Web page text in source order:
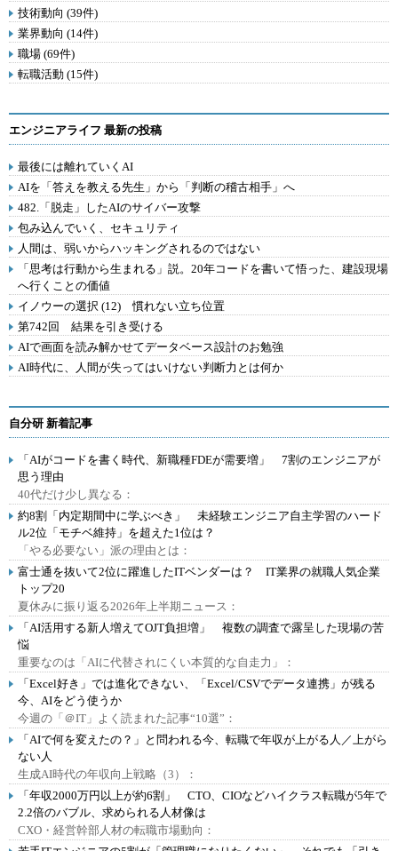
技術動向 (39件)
業界動向 (14件)
職場 (69件)
転職活動 (15件)
エンジニアライフ 最新の投稿
最後には離れていくAI
AIを「答えを教える先生」から「判断の稽古相手」へ
482.「脱走」したAIのサイバー攻撃
包み込んでいく、セキュリティ
人間は、弱いからハッキングされるのではない
「思考は行動から生まれる」説。20年コードを書いて悟った、建設現場
へ行くことの価値
イノウーの選択 (12) 慣れない立ち位置
第742回 結果を引き受ける
AIで画面を読み解かせてデータベース設計のお勉強
AI時代に、人間が失ってはいけない判断力とは何か
自分研 新着記事
「AIがコードを書く時代、新職種FDEが需要増」 7割のエンジニアが
思う理由
40代だけ少し異なる：
約8割「内定期間中に学ぶべき」 未経験エンジニア自主学習のハード
ル2位「モチベ維持」を超えた1位は？
「やる必要ない」派の理由とは：
富士通を抜いて2位に躍進したITベンダーは？ IT業界の就職人気企業
トップ20
夏休みに振り返る2026年上半期ニュース：
「AI活用する新人増えてOJT負担増」 複数の調査で露呈した現場の苦
悩
重要なのは「AIに代替されにくい本質的な自走力」：
「Excel好き」では進化できない、「Excel/CSVでデータ連携」が残る
今、AIをどう使うか
今週の「＠IT」よく読まれた記事“10選”：
「AIで何を変えたの？」と問われる今、転職で年収が上がる人／上がら
ない人
生成AI時代の年収向上戦略（3）：
「年収2000万円以上が約6割」 CTO、CIOなどハイクラス転職が5年で
2.2倍のバブル、求められる人材像は
CXO・経営幹部人材の転職市場動向：